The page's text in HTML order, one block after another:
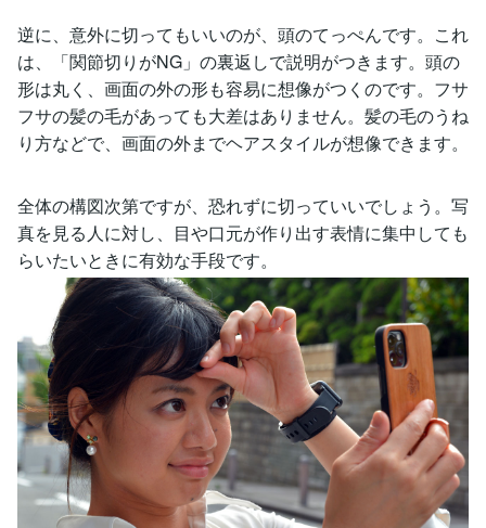
逆に、意外に切ってもいいのが、頭のてっぺんです。これ
は、「関節切りがNG」の裏返しで説明がつきます。頭の
形は丸く、画面の外の形も容易に想像がつくのです。フサ
フサの髪の毛があっても大差はありません。髪の毛のうね
り方などで、画面の外までヘアスタイルが想像できます。
全体の構図次第ですが、恐れずに切っていいでしょう。写
真を見る人に対し、目や口元が作り出す表情に集中しても
らいたいときに有効な手段です。